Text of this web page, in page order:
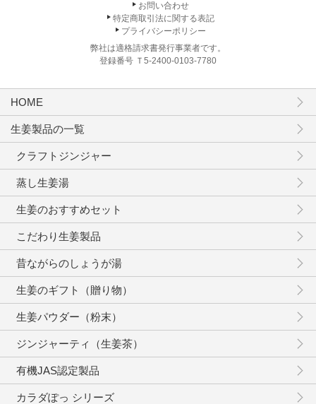
お問い合わせ
特定商取引法に関する表記
プライバシーポリシー
弊社は適格請求書発行事業者です。
登録番号 Ｔ5-2400-0103-7780
HOME
生姜製品の一覧
クラフトジンジャー
蒸し生姜湯
生姜のおすすめセット
こだわり生姜製品
昔ながらのしょうが湯
生姜のギフト（贈り物）
生姜パウダー（粉末）
ジンジャーティ（生姜茶）
有機JAS認定製品
カラダぽっ シリーズ